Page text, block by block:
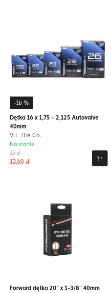
-16 %
Dętka 16 x 1,75 - 2,125 Autovalve
40mm
VEE Tire Co.
15 zł
12,60 zł
Na stanie
Forward dętka 20" x 1-3/8" 40mm